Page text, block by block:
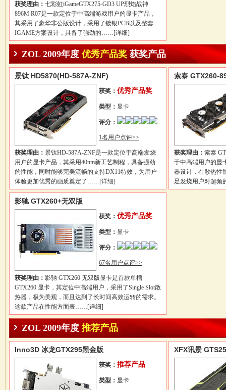
获奖理由： 七彩虹iGameGTX275-GD3 UP烈焰战神
896M R07是一款定位于中高端游戏用户的显卡产品，
其采用了豪华非公版设计，采用了镀银PCB以及整套
IGAME方案设计，具备了强劲的……[详细]
ZOL 2009年度 优秀产品奖 获奖产品
景钛 HD5870(HD-587A-ZNF)
获奖： 优秀产品奖
类型： 显卡
评分：
1名用户点评>>
获奖理由： 景钛HD-587A-ZNF是一款定位于高端发烧
用户的显卡产品，其采用40nm新工艺制程，具备强劲
的性能，同时能够完美流畅的支持DX11特效，为用户
体验更加优秀的画质奠定了……[详细]
索泰 GTX260-
获奖理由： 索泰
于中高端用户的显
器设计，在散热性
足发烧用户对超
影驰 GTX260+无双版
获奖： 优秀产品奖
类型： 显卡
评分：
67名用户点评>>
获奖理由： 影驰 GTX260 无双版显卡是首款单槽
GTX260 显卡，其定位中高端用户，采用了Single Slot散
热器，极为美观，而且达到了长时间高效运转的需求。
这款产品在性能方面表……[详细]
ZOL 2009年度 推荐产品
Inno3D 冰龙GTX295黑金版
获奖： 推荐产品
类型： 显卡
XFX讯景